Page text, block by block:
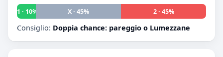
1 · 10%
X · 45% 2 · 45%
Consiglio: Doppia chance: pareggio o Lumezzane